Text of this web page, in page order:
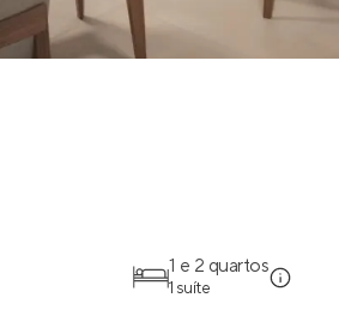
1 e 2 quartos
1 suíte